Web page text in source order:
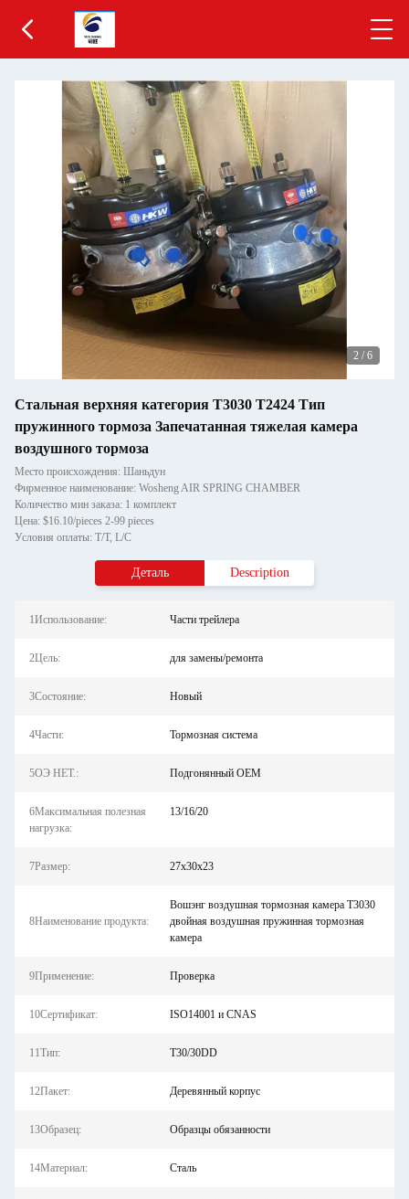
3 / 6
Стальная верхняя категория T3030 T2424 Тип
пружинного тормоза Запечатанная тяжелая камера
воздушного тормоза
Место происхождения: Шаньдун
Фирменное наименование: Wosheng AIR SPRING CHAMBER
Количество мин заказа: 1 комплект
Цена: $16.10/pieces 2-99 pieces
Условия оплаты: T/T, L/C
Деталь Description
1Использование: Части трейлера
2Цель: для замены/ремонта
3Состояние: Новый
4Части: Тормозная система
5ОЭ НЕТ.: Подгонянный OEM
6Максимальная полезная
нагрузка:
13/16/20
7Размер: 27х30х23
8Наименование продукта:
Вошэнг воздушная тормозная камера T3030
двойная воздушная пружинная тормозная
камера
9Применение: Проверка
10Сертификат: ISO14001 и CNAS
11Тип: T30/30DD
12Пакет: Деревянный корпус
13Образец: Образцы обязанности
14Материал: Сталь